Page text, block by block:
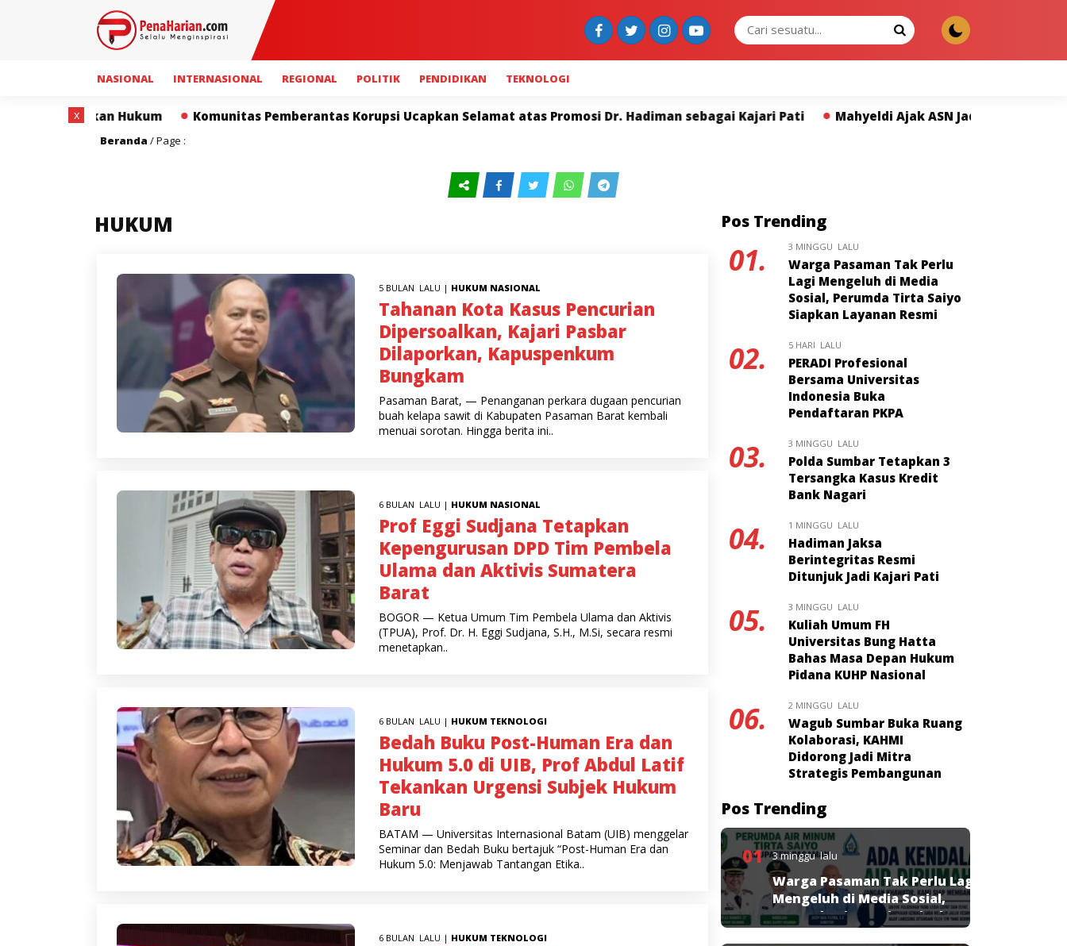
NASIONAL INTERNASIONAL REGIONAL POLITIK PENDIDIKAN TEKNOLOGI
Komunitas Pemberantas Korupsi Ucapkan Selamat atas Promosi Dr. Hadiman sebagai Kajari Pati Mahyeldi Ajak ASN Jadikan Wakaf Gerakan Bersama untuk
Beranda / Page :
HUKUM
5 BULAN LALU | HUKUM NASIONAL
Tahanan Kota Kasus Pencurian
Dipersoalkan, Kajari Pasbar
Dilaporkan, Kapuspenkum
Bungkam
Pasaman Barat, — Penanganan perkara dugaan pencurian
buah kelapa sawit di Kabupaten Pasaman Barat kembali
menuai sorotan. Hingga berita ini..
6 BULAN LALU | HUKUM NASIONAL
Prof Eggi Sudjana Tetapkan
Kepengurusan DPD Tim Pembela
Ulama dan Aktivis Sumatera
Barat
BOGOR — Ketua Umum Tim Pembela Ulama dan Aktivis
(TPUA), Prof. Dr. H. Eggi Sudjana, S.H., M.Si, secara resmi
menetapkan..
6 BULAN LALU | HUKUM TEKNOLOGI
Bedah Buku Post-Human Era dan
Hukum 5.0 di UIB, Prof Abdul Latif
Tekankan Urgensi Subjek Hukum
Baru
BATAM — Universitas Internasional Batam (UIB) menggelar
Seminar dan Bedah Buku bertajuk “Post-Human Era dan
Hukum 5.0: Menjawab Tantangan Etika..
6 BULAN LALU | HUKUM TEKNOLOGI
Pos Trending
01. 3 MINGGU LALU
Warga Pasaman Tak Perlu
Lagi Mengeluh di Media
Sosial, Perumda Tirta Saiyo
Siapkan Layanan Resmi
02. 5 HARI LALU
PERADI Profesional
Bersama Universitas
Indonesia Buka
Pendaftaran PKPA
03. 3 MINGGU LALU
Polda Sumbar Tetapkan 3
Tersangka Kasus Kredit
Bank Nagari
04. 1 MINGGU LALU
Hadiman Jaksa
Berintegritas Resmi
Ditunjuk Jadi Kajari Pati
05. 3 MINGGU LALU
Kuliah Umum FH
Universitas Bung Hatta
Bahas Masa Depan Hukum
Pidana KUHP Nasional
06. 2 MINGGU LALU
Wagub Sumbar Buka Ruang
Kolaborasi, KAHMI
Didorong Jadi Mitra
Strategis Pembangunan
Pos Trending
01 3 minggu lalu
Warga Pasaman Tak Perlu Lagi
Mengeluh di Media Sosial,
Perumda Tirta Saiyo Siapkan
Layanan Resmi
x